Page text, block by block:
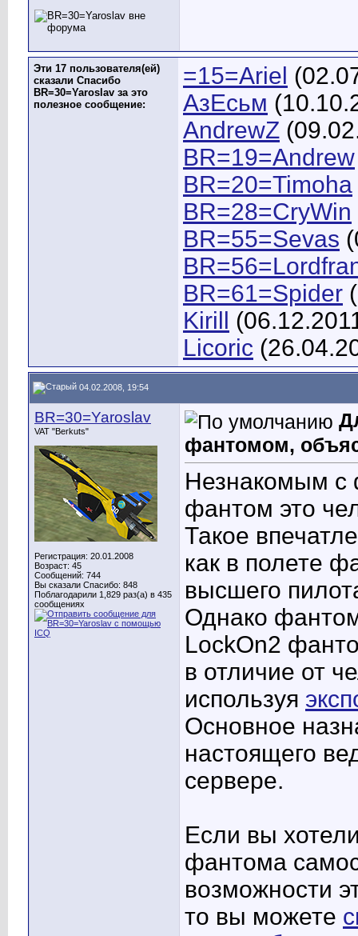
Эти 17 пользователя(ей)
сказали Спасибо
BR=30=Yaroslav за это
полезное сообщение:
=15=Ariel
АзЕсьм
AndrewZ
BR=19=Andrew
BR=20=Timoha
BR=28=CryWin
BR=55=Sevas
BR=61=Spider
Kirill
Licoric
04.02.2008, 19:54
BR=30=Yaroslav
VAT "Berkuts"
Регистрация: 20.01.2008
Возраст: 45
Сообщений: 744
Вы сказали Спасибо: 848
Поблагодарили 1,829 раз(а) в 435
сообщениях
фантомом,
Незнакомым с
фантом это
Такое
как в полете
высшего
Однако
LockOn2
в отличие от
используя
Основное
настоящего
сервере.
Если вы
фантома
возможности
то вы можете